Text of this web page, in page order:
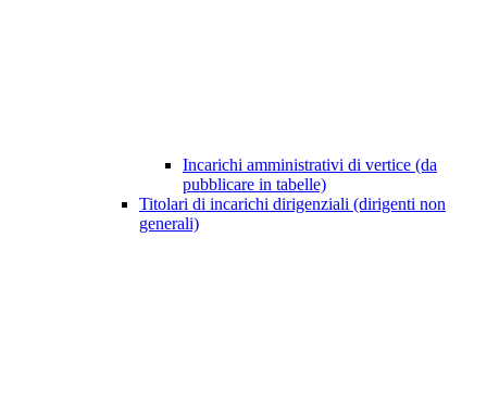
Incarichi amministrativi di vertice (da
pubblicare in tabelle)
Titolari di incarichi dirigenziali (dirigenti non
generali)